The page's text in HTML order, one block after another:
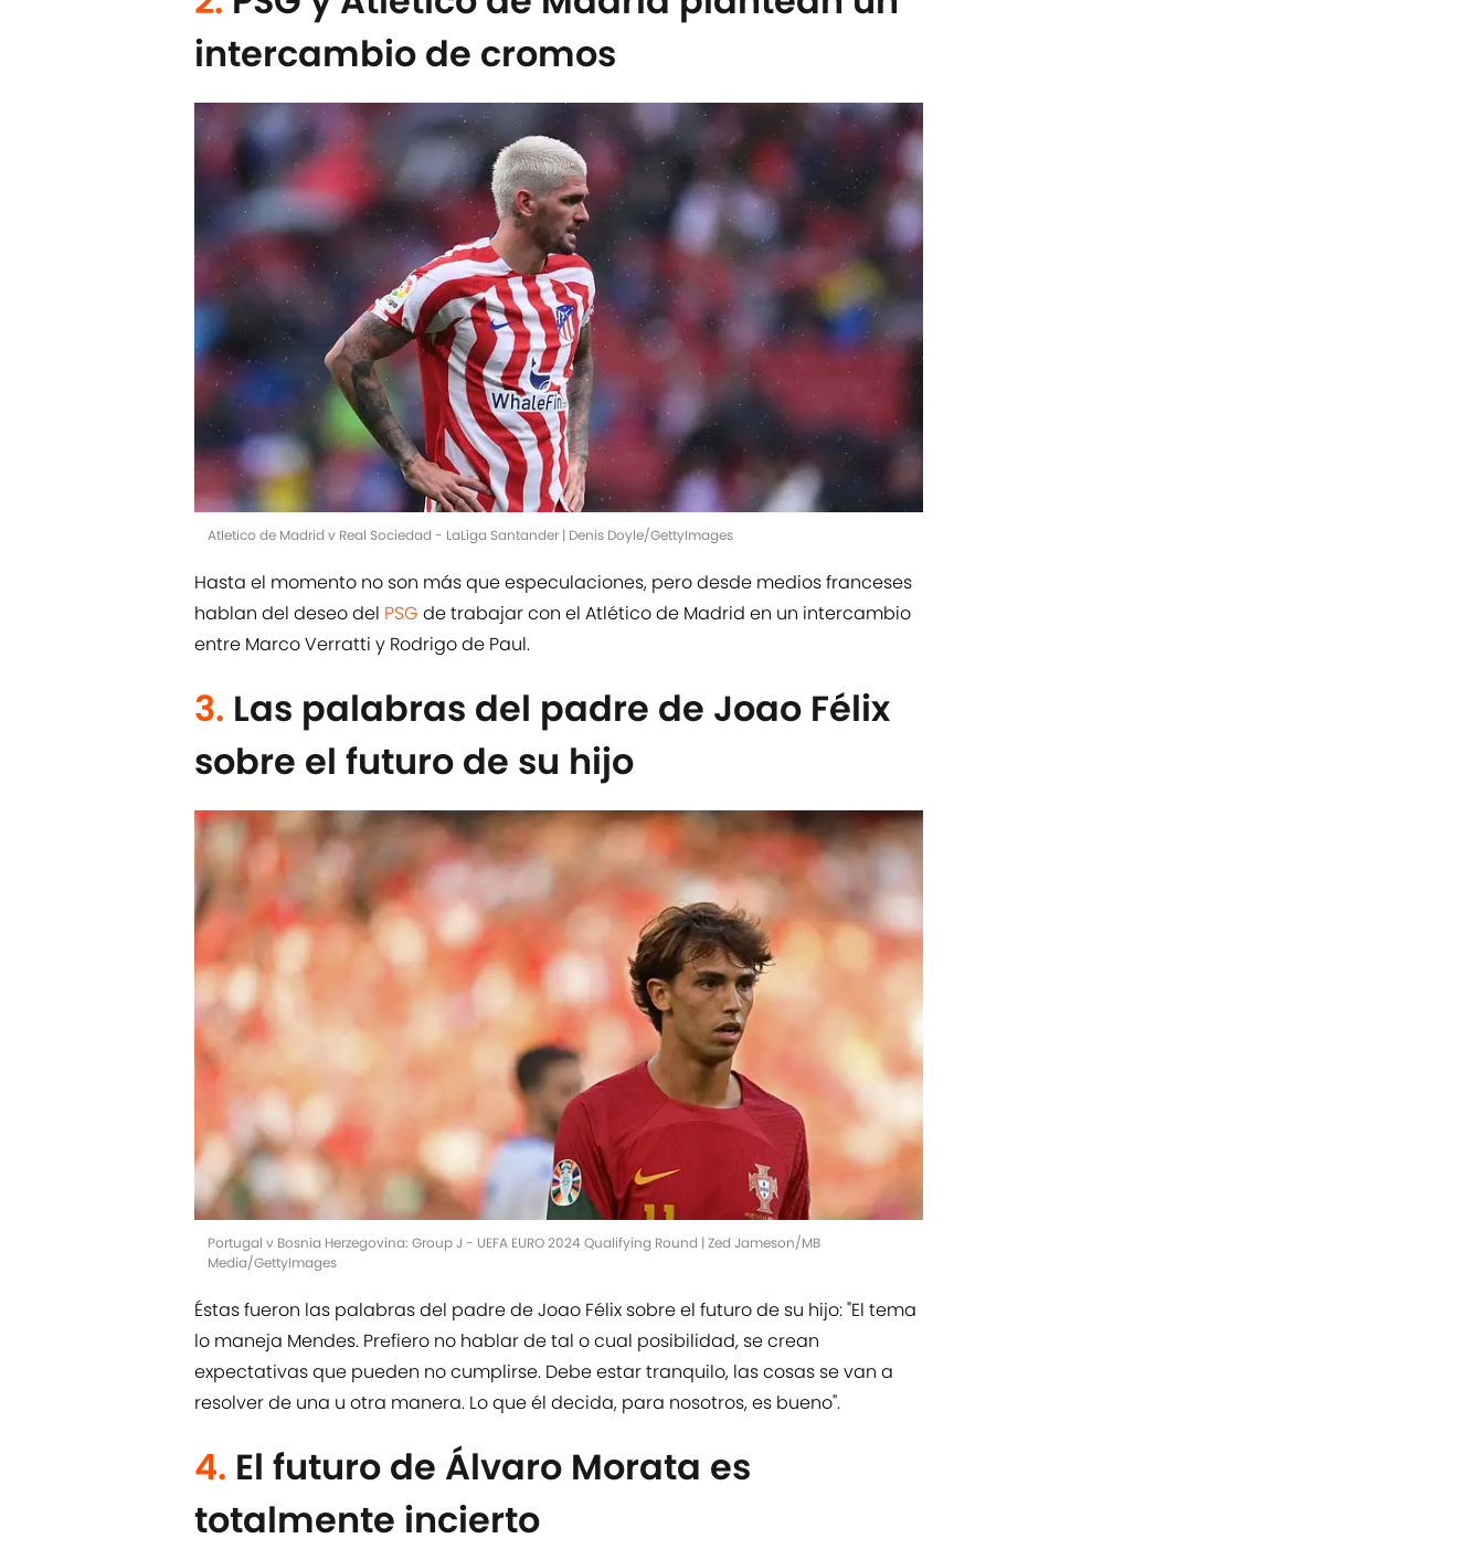
intercambio de cromos
Atletico de Madrid v Real Sociedad - LaLiga Santander | Denis Doyle/GettyImages
Hasta el momento no son más que especulaciones, pero desde medios franceses
hablan del deseo del PSG de trabajar con el Atlético de Madrid en un intercambio
entre Marco Verratti y Rodrigo de Paul.
3. Las palabras del padre de Joao Félix
sobre el futuro de su hijo
Portugal v Bosnia Herzegovina: Group J - UEFA EURO 2024 Qualifying Round | Zed Jameson/MB
Media/GettyImages
Éstas fueron las palabras del padre de Joao Félix sobre el futuro de su hijo: "El tema
lo maneja Mendes. Prefiero no hablar de tal o cual posibilidad, se crean
expectativas que pueden no cumplirse. Debe estar tranquilo, las cosas se van a
resolver de una u otra manera. Lo que él decida, para nosotros, es bueno".
4. El futuro de Álvaro Morata es
totalmente incierto